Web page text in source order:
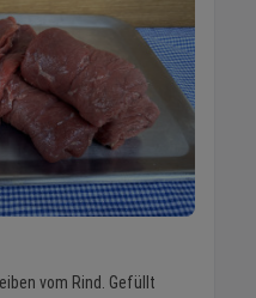
vom Rind. Gefüllt